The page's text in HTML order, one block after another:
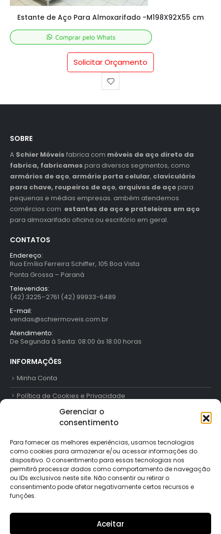
Gerenciar o
consentimento
Para fornecer as melhores experiências, usamos tecnologias
como cookies para armazenar e/ou acessar informações do
dispositivo. O consentimento para essas tecnologias nos
permitirá processar dados como comportamento de navegação
ou IDs exclusivos neste site. Não consentir ou retirar o
consentimento pode afetar negativamente certos recursos e
funções.
Aceitar
Estante de Aço Para Almoxarifado -M198X92X55 cm
Solicitar Orçamento
SOBRE
A Schier Móveis fabrica com móveis de aço direto da
fabrica, fabricamos para diversos segmentos, como
armários de aço, armário porta celular, claviculário
para chave, roupeiros de aço, arquivos de açopara
pequenas e médias empresas. ambém atendemos
comércios com estantes de aço e prateleiras em aço
para almoxarifado oficina ou escritório em geral.
CONTATOS
Endereço:
Rua Emília Ferreira Schiffer, 105 Boa Vista
Ponta Grossa – Paraná
Televendas:
(42) 3225–2761 (42) 99933-6489
E-mail:
vendas@schiermoveis.com.br
Atendimento:
De Segunda à Sexta: 08:00 às 18:00 horas
INFORMAÇÕES
Minha Conta
Política de Cookies e Privacidade
Trabalhe Conosco
FORMAS DE PAGAMENTO
SIGA-NOS